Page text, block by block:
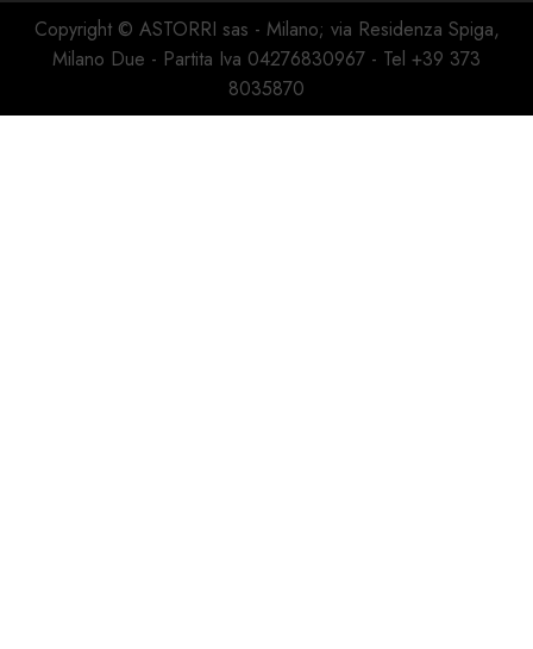
Copyright © ASTORRI sas - Milano; via Residenza Spiga,
Milano Due - Partita Iva 04276830967 - Tel +39 373
8035870